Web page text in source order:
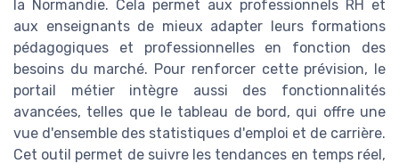
la Normandie. Cela permet aux professionnels RH et
aux enseignants de mieux adapter leurs formations
pédagogiques et professionnelles en fonction des
besoins du marché. Pour renforcer cette prévision, le
portail métier intègre aussi des fonctionnalités
avancées, telles que le tableau de bord, qui offre une
vue d'ensemble des statistiques d'emploi et de carrière.
Cet outil permet de suivre les tendances en temps réel,